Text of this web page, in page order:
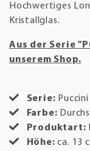
Hochwertiges
Kristallglas.
Aus der Serie
unserem Shop.
Serie: Puccini
Farbe:
Produktart:
Höhe:ca. 13